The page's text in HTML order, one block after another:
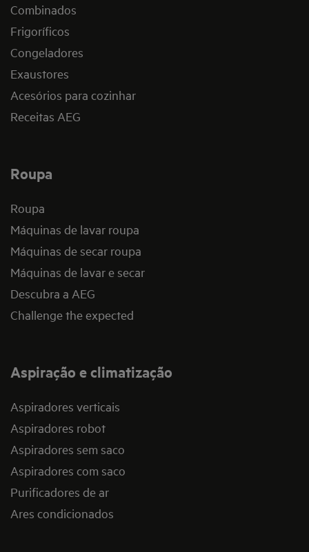
Combinados
Frigoríficos
Congeladores
Exaustores
Acesórios para cozinhar
Receitas AEG
Roupa
Roupa
Máquinas de lavar roupa
Máquinas de secar roupa
Máquinas de lavar e secar
Descubra a AEG
Challenge the expected
Aspiração e climatização
Aspiradores verticais
Aspiradores robot
Aspiradores sem saco
Aspiradores com saco
Purificadores de ar
Ares condicionados